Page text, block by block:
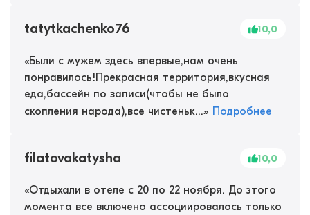
tatytkachenko76 10,0
«Были с мужем здесь впервые,нам очень
понравилось!Прекрасная территория,вкусная
еда,бассейн по записи(чтобы не было
скопления народа),все чистеньк...» Подробнее
filatovakatysha 10,0
«Отдыхали в отеле с 20 по 22 ноября. До этого
момента все включено ассоциировалось только